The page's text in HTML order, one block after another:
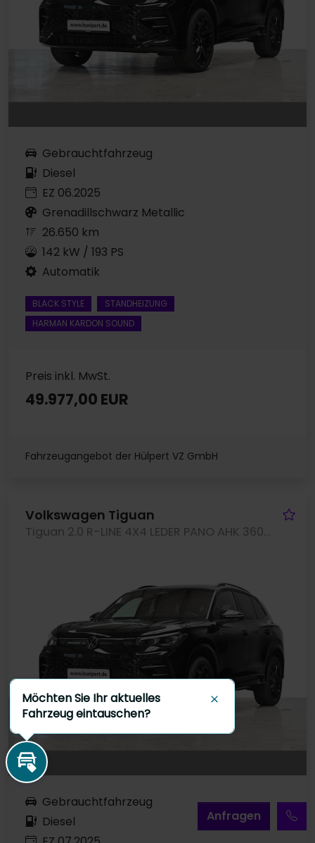
Anfragen
Gebrauchtfahrzeug
Diesel
EZ 06.2025
Grenadillschwarz Metallic
26.650 km
142 kW / 193 PS
Automatik
BLACK STYLE
STANDHEIZUNG
HARMAN KARDON SOUND
Preis inkl. MwSt.
49.977,00 EUR
Fahrzeugangebot der Hülpert VZ GmbH
Volkswagen Tiguan
Tiguan 2.0 R-LINE 4X4 LEDER PANO AHK 360CAM LM20
Gebrauchtfahrzeug
Diesel
Inzahlungnahme
Möchten Sie Ihr aktuelles
Fahrzeug eintauschen?
Schließen